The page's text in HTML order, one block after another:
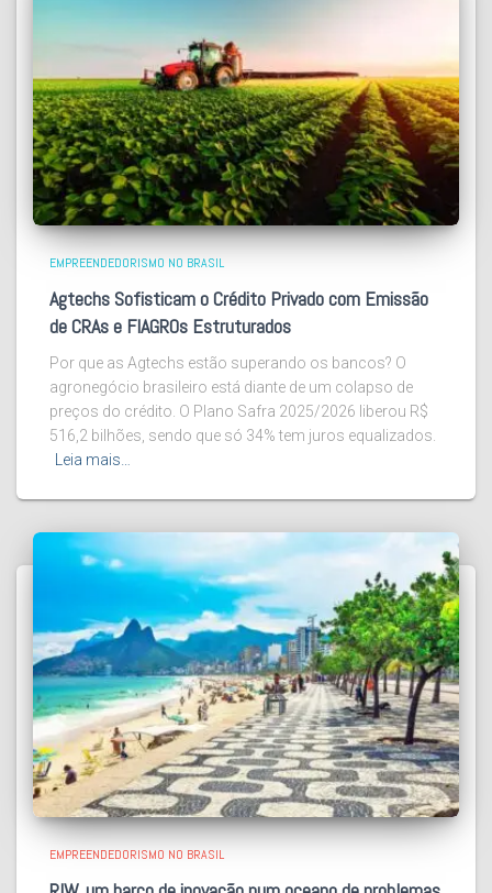
EMPREENDEDORISMO NO BRASIL
Agtechs Sofisticam o Crédito Privado com Emissão
de CRAs e FIAGROs Estruturados
Por que as Agtechs estão superando os bancos? O
agronegócio brasileiro está diante de um colapso de
preços do crédito. O Plano Safra 2025/2026 liberou R$
516,2 bilhões, sendo que só 34% tem juros equalizados.
Leia mais…
EMPREENDEDORISMO NO BRASIL